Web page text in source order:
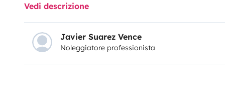
2 gas stoves, fridge-freezer, sink and kitchenware
tableInside shower (hot water), outside shower and
areasIndoor/outdoor projector
lamp-speakerFREE guide of recommended routes in
on the roof!Other features:140CV 6,10m long x
Vedi descrizione
Javier Suarez Vence
Noleggiatore professionista